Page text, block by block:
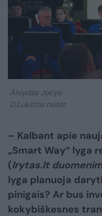
Alvydas Jocys
D.Lukštos nuotr.
– Kalbant apie
„Smart Way“ lyga
(lrytas.lt
lyga planuoja
pinigais? Ar bus
kokybiškesnes